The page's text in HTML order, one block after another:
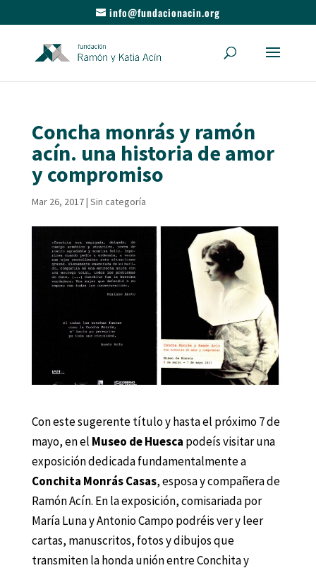
info@fundacionacin.org
Concha monrás y ramón
acín. una historia de amor
y compromiso
Mar 26, 2017| Sin categoría
Con este sugerente título y hasta el próximo 7 de
mayo, en el Museo de Huesca podeís visitar una
exposición dedicada fundamentalmente a
Conchita Monrás Casas, esposa y compañera de
Ramón Acín. En la exposición, comisariada por
María Luna y Antonio Campo podréis ver y leer
cartas, manuscritos, fotos y dibujos que
transmiten la honda unión entre Conchita y